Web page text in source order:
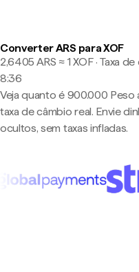
Converter ARS para XOF
2,6405 ARS ≈ 1 XOF · Taxa
8:36
Veja quanto é 900.000 Peso
taxa de câmbio real. Envie
ocultos, sem taxas infladas.